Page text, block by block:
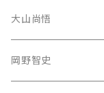
大山尚悟
岡野智史